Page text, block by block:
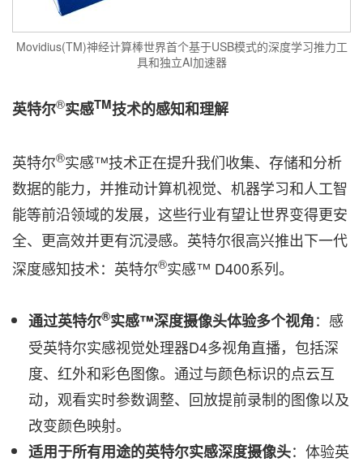
Movidius(TM)神经计算棒世界首个基于USB模式的深度学习推力工
具和独立AI加速器
英特尔®实感TM技术的感知和理解
英特尔®实感™技术正在提升我们收集、存储和分析
数据的能力，并推动计算机视觉、机器学习和人工智
能等前沿领域的发展，这些行业有望让世界变得更安
全、更高效并更有沉浸感。英特尔很高兴推出下一代
深度感知技术：英特尔®实感™ D400系列。
通过英特尔®实感™深度摄像头体验多个视角：感
受英特尔实感视觉处理器D4多视角直播，包括深
度、红外和彩色图像。通过与颜色标识的点云互
动，观看实时参数调整、回放提前录制的图像以及
改变颜色映射。
适用于所有用途的英特尔实感深度摄像头：体验英